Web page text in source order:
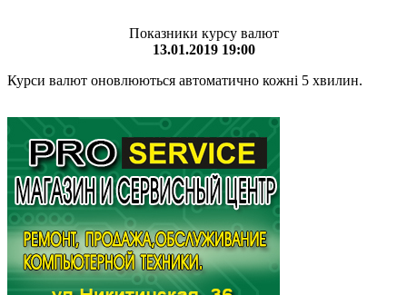
Показники курсу валют
13.01.2019 19:00
Курси валют оновлюються автоматично кожні 5 хвилин.